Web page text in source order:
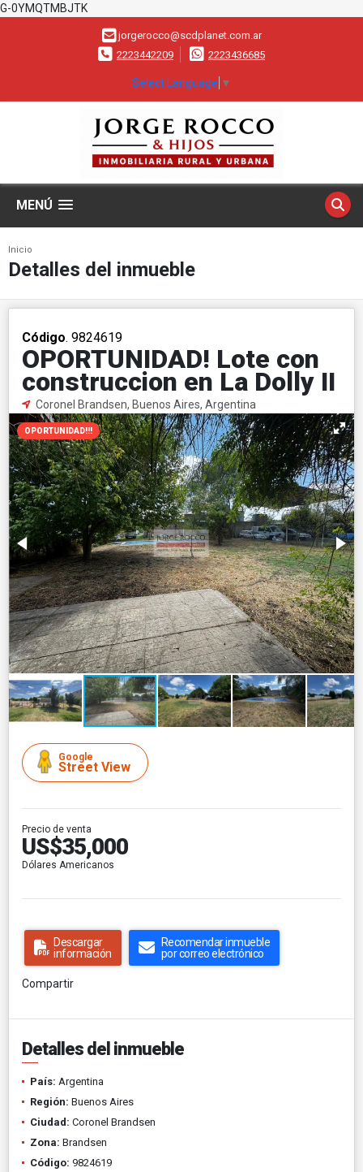
G-0YMQTMBJTK
jorgerocco@scdplanet.com.ar
2223442209
2223436685
Select Language ▼
MENÚ
Inicio
Detalles del inmueble
Código. 9824619
OPORTUNIDAD! Lote con
construccion en La Dolly II
Coronel Brandsen, Buenos Aires, Argentina
OPORTUNIDAD!!!
Google
Street View
Precio de venta
US$35,000
Dólares Americanos
Descargar
información
Recomendar inmueble
por correo electrónico
Compartir
Detalles del inmueble
País: Argentina
Región: Buenos Aires
Ciudad: Coronel Brandsen
Zona: Brandsen
Código: 9824619